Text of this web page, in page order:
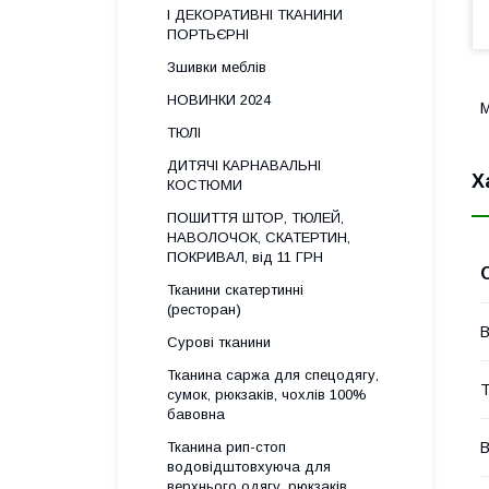
І ДЕКОРАТИВНІ ТКАНИНИ
ПОРТЬЄРНІ
Зшивки меблів
НОВИНКИ 2024
ТЮЛІ
ДИТЯЧІ КАРНАВАЛЬНІ
КОСТЮМИ
ПОШИТТЯ ШТОР, ТЮЛЕЙ,
НАВОЛОЧОК, СКАТЕРТИН,
ПОКРИВАЛ, від 11 ГРН
Тканини скатертинні
(ресторан)
Сурові тканини
Тканина саржа для спецодягу,
сумок, рюкзаків, чохлів 100%
бавовна
Тканина рип-стоп
водовідштовхуюча для